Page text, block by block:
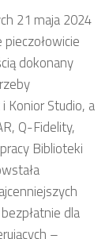
21 maja 2024
dokonany
Konior Studio, a
Q-Fidelity,
Biblioteki
dla
–